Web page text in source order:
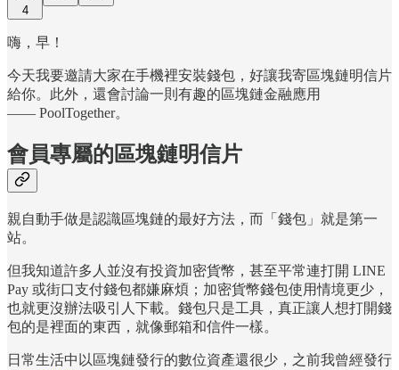
4
嗨，早！
今天我要邀請大家在手機裡安裝錢包，好讓我寄區塊鏈明信片
給你。此外，還會討論一則有趣的區塊鏈金融應用
—— PoolTogether。
會員專屬的區塊鏈明信片
親自動手做是認識區塊鏈的最好方法，而「錢包」就是第一
站。
但我知道許多人並沒有投資加密貨幣，甚至平常連打開 LINE
Pay 或街口支付錢包都嫌麻煩；加密貨幣錢包使用情境更少，
也就更沒辦法吸引人下載。錢包只是工具，真正讓人想打開錢
包的是裡面的東西，就像郵箱和信件一樣。
日常生活中以區塊鏈發行的數位資產還很少，之前我曾經發行